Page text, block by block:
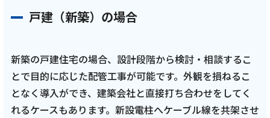
戸建（新築）の場合
新築の戸建住宅の場合、設計段階から検討・相談するこ
とで目的に応じた配管工事が可能です。外観を損ねるこ
となく導入ができ、建築会社と直接打ち合わせをしてく
れるケースもあります。新設電柱へケーブル線を共架させ